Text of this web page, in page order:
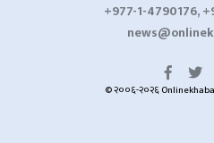
+977-1-4790176,
© २००६-२०२६